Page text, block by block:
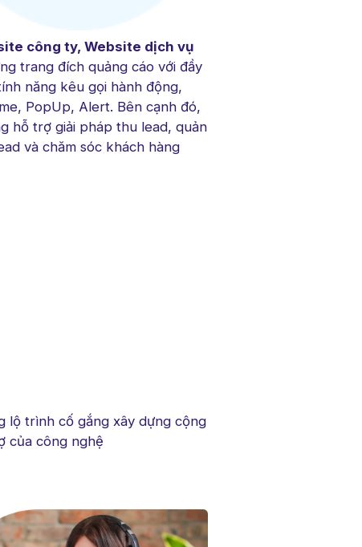
công ty, Website dịch vụ
trang đích quảng cáo với đầy
năng kêu gọi hành động,
PopUp, Alert. Bên cạnh đó,
hỗ trợ giải pháp thu lead, quản
và chăm sóc khách hàng
lộ trình cố gắng xây dựng cộng
của công nghệ